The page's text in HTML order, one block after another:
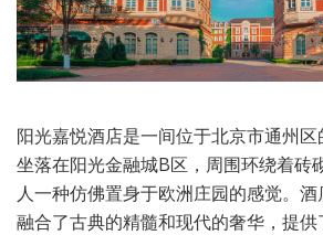
阳光嘉悦酒店是一间位于北京市通州
坐落在阳光金融城B区，周围环绕着砖
人一种仿佛置身于欧洲庄园的感觉。
融合了古典的精髓和现代的奢华，提